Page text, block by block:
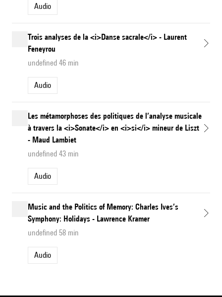
Audio
Trois analyses de la <i>Danse sacrale</i> - Laurent
Feneyrou
undefined 46 min
Audio
Les métamorphoses des politiques de l’analyse musicale
à travers la <i>Sonate</i> en <i>si</i> mineur de Liszt
- Maud Lambiet
undefined 43 min
Audio
Music and the Politics of Memory: Charles Ives’s
Symphony: Holidays - Lawrence Kramer
undefined 58 min
Audio